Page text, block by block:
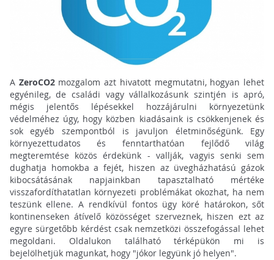
A ZeroCO2mozgalom azt hivatott megmutatni, hogyan lehet
egyénileg, de családi vagy vállalkozásunk szintjén is apró,
mégis jelentős lépésekkel hozzájárulni környezetünk
védelméhez úgy, hogy közben kiadásaink is csökkenjenek és
sok egyéb szempontból is javuljon életminőségünk. Egy
környezettudatos és fenntarthatóan fejlődő világ
megteremtése közös érdekünk - vallják, vagyis senki sem
dughatja homokba a fejét, hiszen az üvegházhatású gázok
kibocsátásának napjainkban tapasztalható mértéke
visszafordíthatatlan környezeti problémákat okozhat, ha nem
teszünk ellene. A rendkívül fontos ügy köré határokon, sőt
kontinenseken átívelő közösséget szerveznek, hiszen ezt az
egyre sürgetőbb kérdést csak nemzetközi összefogással lehet
megoldani. Oldalukon található térképükön mi is
bejelölhetjük magunkat, hogy "jókor legyünk jó helyen".